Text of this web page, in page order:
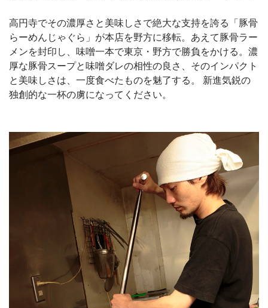
高円寺でその濃厚さと美味しさで絶大な支持を誇る「豚骨
らーめんじゃぐら」が本店を野方に移転。あえて豚骨ラー
メンを封印し、味噌一本で東京・野方で勝負をかける。濃
厚な豚骨スープと味噌ダレの相性の良さ、そのインパクト
と美味しさは、一度食べたものを魅了する。 新進気鋭の
独創的な一杯の虜になってください。